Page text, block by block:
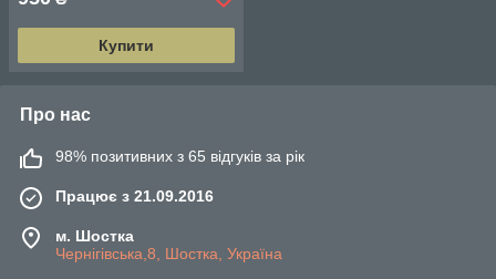
Купити
Про нас
98% позитивних з 65 відгуків за рік
Працює з 21.09.2016
м. Шостка
Чернігівська,8, Шостка, Україна